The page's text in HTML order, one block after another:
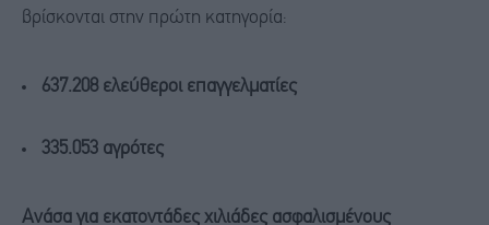
βρίσκονται στην πρώτη κατηγορία:
637.208 ελεύθεροι επαγγελματίες
335.053 αγρότες
Ανάσα για εκατοντάδες χιλιάδες ασφαλισμένους